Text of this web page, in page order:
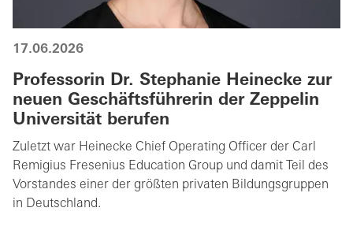
17.06.2026
Professorin Dr. Stephanie Heinecke zur
neuen Geschäftsführerin der Zeppelin
Universität berufen
Zuletzt war Heinecke Chief Operating Officer der Carl
Remigius Fresenius Education Group und damit Teil des
Vorstandes einer der größten privaten Bildungsgruppen
in Deutschland.